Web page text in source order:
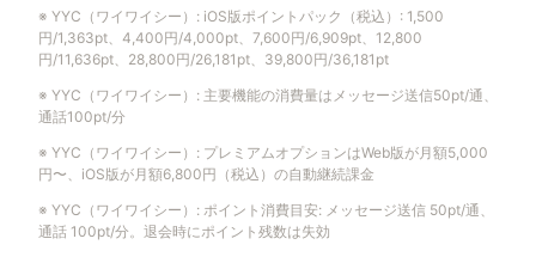
※ YYC（ワイワイシー） : iOS版ポイントパック（税込）: 1,500
円/1,363pt、4,400円/4,000pt、7,600円/6,909pt、12,800
円/11,636pt、28,800円/26,181pt、39,800円/36,181pt
※ YYC（ワイワイシー） : 主要機能の消費量はメッセージ送信50pt/通、
通話100pt/分
※ YYC（ワイワイシー） : プレミアムオプションはWeb版が月額5,000
円〜、iOS版が月額6,800円（税込）の自動継続課金
※ YYC（ワイワイシー） : ポイント消費目安: メッセージ送信 50pt/通、
通話 100pt/分。退会時にポイント残数は失効